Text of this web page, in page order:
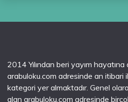
2014 Yılından beri yayım
arabuloku.com adresinde an
kategori yer almaktadır. Genel
alan arabuloku.com adresinde